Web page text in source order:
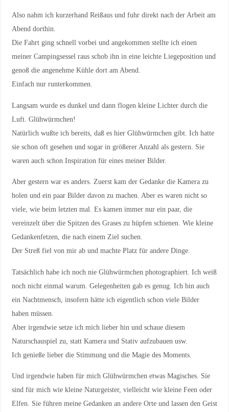
Also nahm ich kurzerhand Reißaus und fuhr direkt nach der Arbeit am
Abend dorthin.
Die Fahrt ging schnell vorbei und angekommen stellte ich einen
meiner Campingsessel raus schob ihn in eine leichte Liegeposition und
genoß die angenehme Kühle dort am Abend.
Einfach nur runterkommen.
Langsam wurde es dunkel und dann flogen kleine Lichter durch die
Luft. Glühwürmchen!
Natürlich wußte ich bereits, daß es hier Glühwürmchen gibt. Ich hatte
sie schon oft gesehen und sogar in größerer Anzahl als gestern. Sie
waren auch schon Inspiration für eines meiner Bilder.
Aber gestern war es anders. Zuerst kam der Gedanke die Kamera zu
holen und ein paar Bilder davon zu machen. Aber es waren nicht so
viele, wie beim letzten mal. Es kamen immer nur ein paar, die
vereinzelt über die Spitzen des Grases zu hüpfen schienen. Wie kleine
Gedankenfetzen, die nach einem Ziel suchen.
Der Streß fiel von mir ab und machte Platz für andere Dinge.
Tatsächlich habe ich noch nie Glühwürmchen photographiert. Ich weiß
noch nicht einmal warum. Gelegenheiten gab es genug. Ich bin auch
ein Nachtmensch, insofern hätte ich eigentlich schon viele Bilder
haben müssen.
Aber irgendwie setze ich mich lieber hin und schaue diesem
Naturschauspiel zu, statt Kamera und Stativ aufzubauen usw.
Ich genieße lieber die Stimmung und die Magie des Moments.
Und irgendwie haben für mich Glühwürmchen etwas Magisches. Sie
sind für mich wie kleine Naturgeister, vielleicht wie kleine Feen oder
Elfen. Sie führen meine Gedanken an andere Orte und lassen den Geist